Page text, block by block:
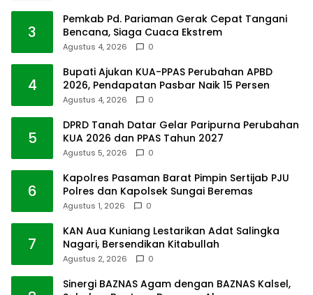
3
Pemkab Pd. Pariaman Gerak Cepat Tangani
Bencana, Siaga Cuaca Ekstrem
Agustus 4, 2026 0
4
Bupati Ajukan KUA-PPAS Perubahan APBD
2026, Pendapatan Pasbar Naik 15 Persen
Agustus 4, 2026 0
5
DPRD Tanah Datar Gelar Paripurna Perubahan
KUA 2026 dan PPAS Tahun 2027
Agustus 5, 2026 0
6
Kapolres Pasaman Barat Pimpin Sertijab PJU
Polres dan Kapolsek Sungai Beremas
Agustus 1, 2026 0
7
KAN Aua Kuniang Lestarikan Adat Salingka
Nagari, Bersendikan Kitabullah
Agustus 2, 2026 0
Sinergi BAZNAS Agam dengan BAZNAS Kalsel,